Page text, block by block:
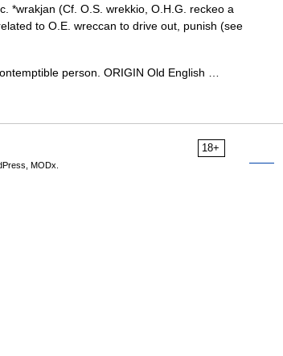
*wrakjan (Cf. O.S. wrekkio, O.H.G. reckeo a
to O.E. wreccan to drive out, punish (see
person. ORIGIN Old English …
18+
MODx.